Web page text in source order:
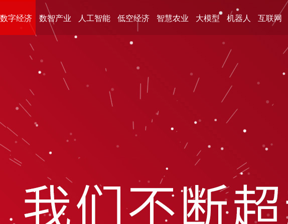
数字经济 数智产业 人工智能 低空经济 智慧农业 大模型 机器人 互联网